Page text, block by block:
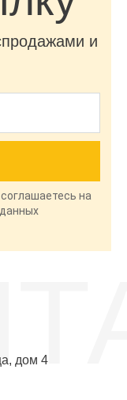
и
на
дом 4